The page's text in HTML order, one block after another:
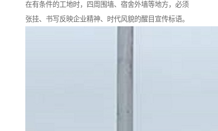
在有条件的工地时，四周围墙、宿舍外墙等地方，必须
张挂、书写反映企业精神、时代风貌的醒目宣传标语。